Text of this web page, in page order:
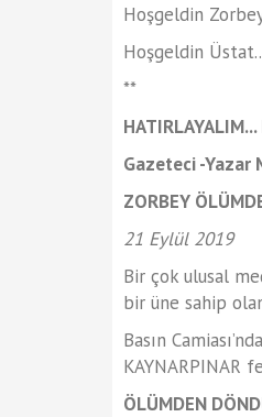
Hoşgeldin
Hoşgeldin
**
Gazeteci -Yazar
ZORBEY
21 Eylül 2019
Bir çok ulusal
bir üne sahip
Basın
KAYNARPINAR
ÖLÜMDEN